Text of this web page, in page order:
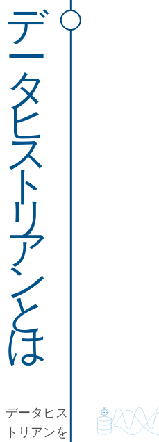
デ
ー
タ
ヒ
ス
ト
リ
ア
ン
と
は
データヒス
トリアンを